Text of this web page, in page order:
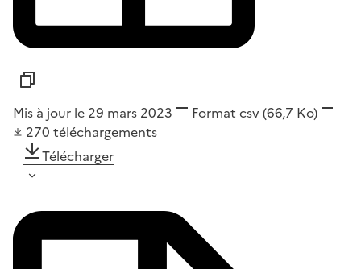
Mis à jour le 29 mars 2023 Format csv(66,7 Ko)
270 téléchargements
Télécharger